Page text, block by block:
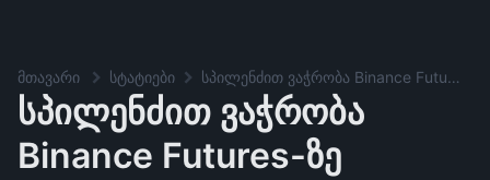
მთავარი სტატიები სპილენძით ვაჭრობა Binance Futures-ზე
სპილენძით ვაჭრობა
Binance Futures-ზე